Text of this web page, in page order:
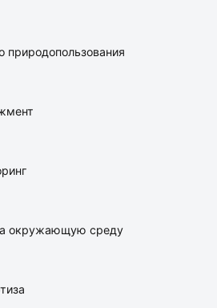
природопользования
окружающую среду